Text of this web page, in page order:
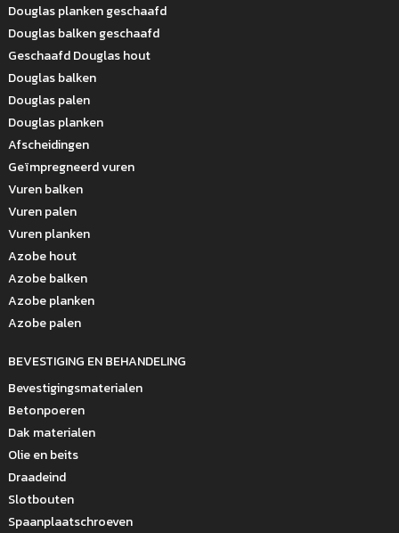
Douglas planken geschaafd
Douglas balken geschaafd
Geschaafd Douglas hout
Douglas balken
Douglas palen
Douglas planken
Afscheidingen
Geïmpregneerd vuren
Vuren balken
Vuren palen
Vuren planken
Azobe hout
Azobe balken
Azobe planken
Azobe palen
BEVESTIGING EN BEHANDELING
Bevestigingsmaterialen
Betonpoeren
Dak materialen
Olie en beits
Draadeind
Slotbouten
Spaanplaatschroeven